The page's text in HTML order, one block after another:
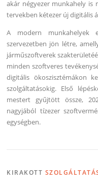
akár négyezer munkahely is
tervekben kétezer új digitális
A modern munkahelyek
szervezetben jön létre,
járműszoftverek
minden szoftveres
digitális ökoszisztémákon
szolgáltatásokig. Első
mestert gyűjtött össze,
nagyjából tízezer
egységben.
KIRAKOTT